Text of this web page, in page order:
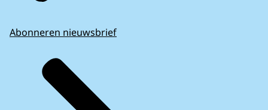
Abonneren nieuwsbrief